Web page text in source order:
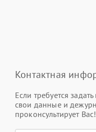
Контактная
Если требуется
свои данные и
проконсультирует Вас!